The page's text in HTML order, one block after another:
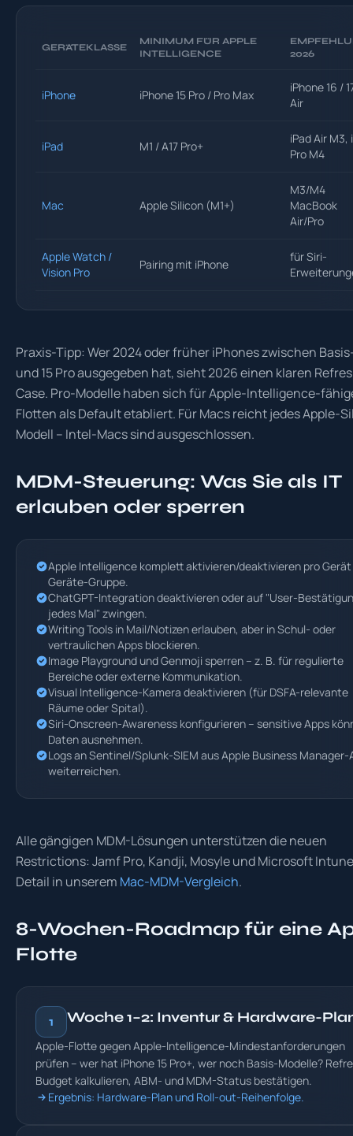
GERÄTEKLASSE
MINIMUM FÜR APPLE
INTELLIGENCE
2026
iPhone iPhone 15 Pro / Pro Max
iPhone 16 /
Air
iPad M1 / A17 Pro+
iPad Air M3,
Pro M4
Mac Apple Silicon (M1+)
M3/M4
MacBook
Air/Pro
Apple Watch /
Vision Pro
Pairing mit iPhone
für Siri-
Praxis-Tipp: Wer 2024 oder früher iPhones zwischen
und 15 Pro ausgegeben hat, sieht 2026 einen klaren
Case. Pro-Modelle haben sich für Apple-Intelligence-
Flotten als Default etabliert. Für Macs reicht jedes Apple-
Modell – Intel-Macs sind ausgeschlossen.
MDM-Steuerung: Was Sie als IT
erlauben oder sperren
Apple Intelligence komplett aktivieren/deaktivieren pro
Geräte-Gruppe.
ChatGPT-Integration deaktivieren oder auf "User-
jedes Mal" zwingen.
Writing Tools in Mail/Notizen erlauben, aber in Schul- oder
vertraulichen Apps blockieren.
Image Playground und Genmoji sperren – z. B. für regulierte
Bereiche oder externe Kommunikation.
Visual Intelligence-Kamera deaktivieren (für DSFA-relevante
Räume oder Spital).
Siri-Onscreen-Awareness konfigurieren – sensitive Apps
Daten ausnehmen.
Logs an Sentinel/Splunk-SIEM aus Apple Business
weiterreichen.
Alle gängigen MDM-Lösungen unterstützen die neuen
Restrictions: Jamf Pro, Kandji, Mosyle und Microsoft
Detail in unserem Mac-MDM-Vergleich.
8-Wochen-Roadmap für eine
Flotte
1 Woche 1–2: Inventur & Hardware-
Apple-Flotte gegen Apple-Intelligence-Mindestanforderungen
prüfen – wer hat iPhone 15 Pro+, wer noch Basis-Modelle?
Budget kalkulieren, ABM- und MDM-Status bestätigen.
Ergebnis: Hardware-Plan und Roll-out-Reihenfolge.